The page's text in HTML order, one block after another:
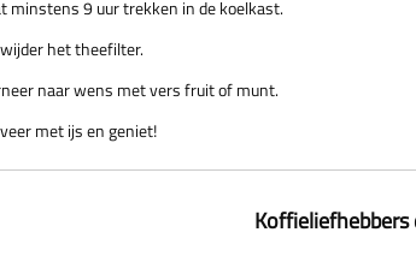
minstens 9 uur trekken in de koelkast.
het theefilter.
naar wens met vers fruit of munt.
met ijs en geniet!